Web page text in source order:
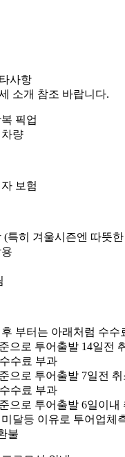
사항
소개 참조 바랍니다.
픽업
량
보험
(특히 겨울시즌엔 따뜻
부터는 아래처럼 수수
으로 투어출발 14일전
수료 부과
으로 투어출발 7일전
수료 부과
으로 투어출발 6일이내
달등 이유로 투어업체
불